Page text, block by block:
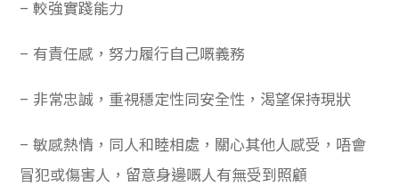
– 較強實踐能力
– 有責任感，努力履行自己嘅義務
– 非常忠誠，重視穩定性同安全性，渴望保持現狀
– 敏感熱情，同人和睦相處，關心其他人感受，唔會
冒犯或傷害人，留意身邊嘅人有無受到照顧